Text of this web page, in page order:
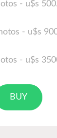
- u$s
- u$s
- u$s
BUY